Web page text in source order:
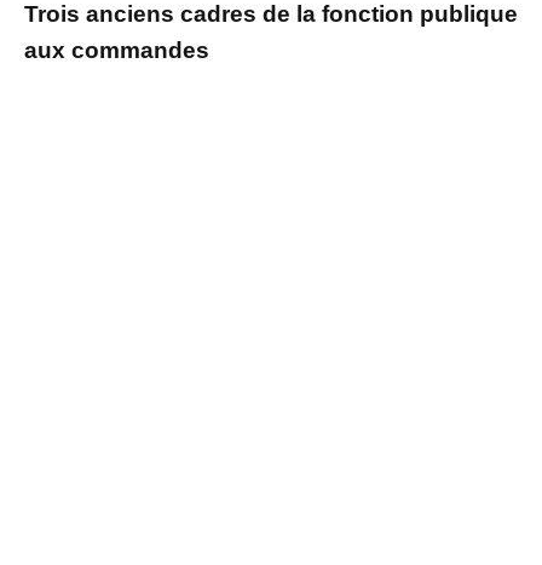
Trois anciens cadres de la fonction publique
aux commandes